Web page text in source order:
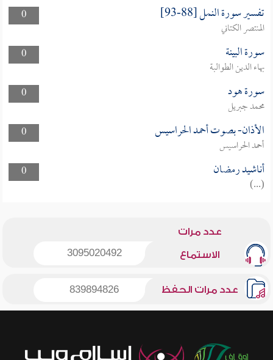
0
تفسير سورة النمل [88-93]
المنتصر الكتاني
0
سورة البينة
بهاء الدين الطوالبة
0
سورة هود
محمد جبريل
0
الأذان- بصوت أحمد الحراسيس
أحمد الحراسيس
0
أناشيد رمضان
(...)
عدد مرات
الاستماع 3095020492
عدد مرات الحفظ 839894826